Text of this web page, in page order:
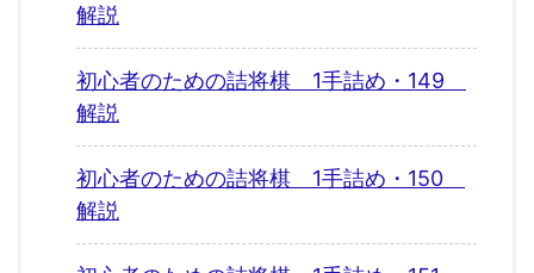
解説
初心者のための詰将棋 1手詰め・149
解説
初心者のための詰将棋 1手詰め・150
解説